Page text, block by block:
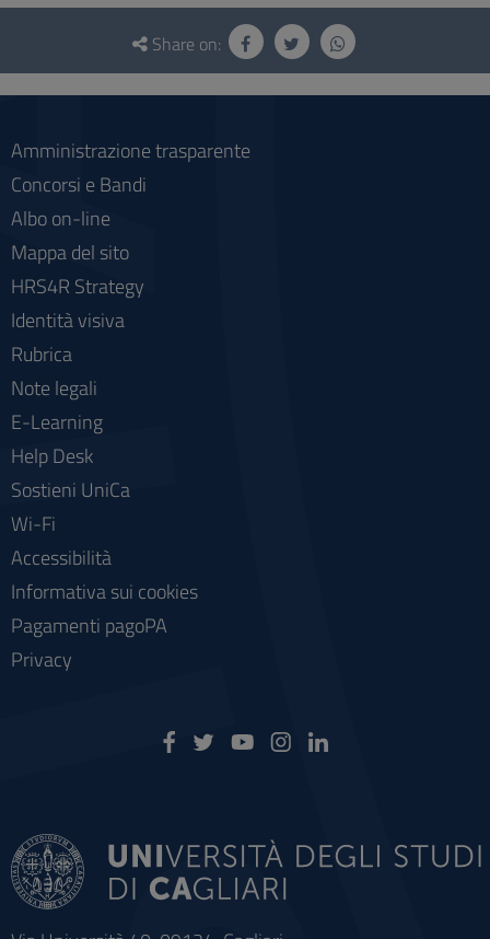
Questionnaire
social
Share on:
Amministrazione trasparente
Concorsi e Bandi
Albo on-line
Mappa del sito
HRS4R Strategy
Identità visiva
Rubrica
Note legali
E-Learning
Help Desk
Sostieni UniCa
Wi-Fi
Accessibilità
Informativa sui cookies
Pagamenti pagoPA
Privacy